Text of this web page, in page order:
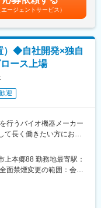
組織細胞などの検体から
抽出装置）を中心とし
化装置を事業展開。
を抽出する前処理工程が
自動化できる国際特許技
取得。
ないシステムを設計開発
業することが可能です。
日＋夏季休暇5日。
ホワイト化に動いてお
場がある場所：茨城、岩
DNA鑑定の精度向上に
業務に関わることがで
エージェントサービス）
）◆自社開発×独自
ース上場
迎
行うバイオ機器メーカー
長く働きたい方にお勧
置・試薬を開発・製造す
等の電気設計業務を担当
界中の医療機関や研究
上本郷88 勤務地最寄駅：
面禁煙変更の範囲：会社